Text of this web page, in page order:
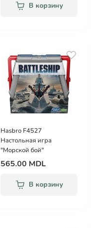
В корзину
Hasbro F4527
Настольная игра
"Морской бой"
565.00 MDL
В корзину